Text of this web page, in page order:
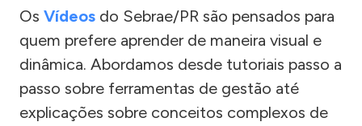
Os Vídeos do Sebrae/PR são pensados para
quem prefere aprender de maneira visual e
dinâmica. Abordamos desde tutoriais passo a
passo sobre ferramentas de gestão até
explicações sobre conceitos complexos de